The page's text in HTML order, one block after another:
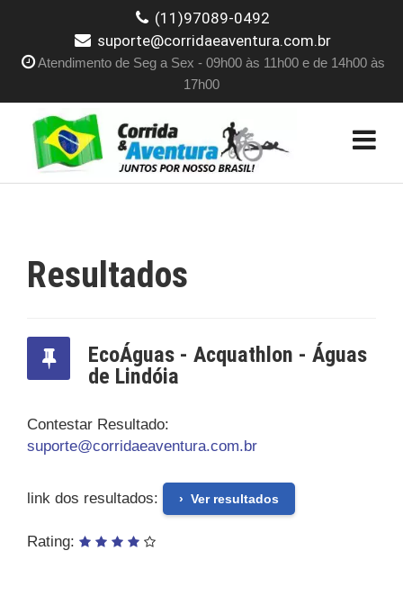
(11)97089-0492
suporte@corridaeaventura.com.br
Atendimento de Seg a Sex - 09h00 às 11h00 e de 14h00 às
17h00
Resultados
EcoÁguas - Acquathlon - Águas
de Lindóia
Contestar Resultado:
suporte@corridaeaventura.com.br
link dos resultados: Ver resultados
Rating: